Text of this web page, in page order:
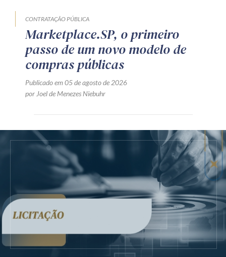
CONTRATAÇÃO PÚBLICA
Marketplace.SP, o primeiro
passo de um novo modelo de
compras públicas
Publicado em 05 de agosto de 2026
por Joel de Menezes Niebuhr